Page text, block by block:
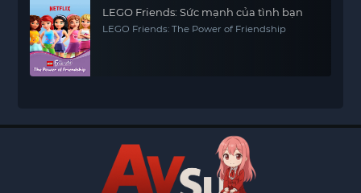
LEGO Friends: Sức mạnh của tình bạn
LEGO Friends: The Power of Friendship